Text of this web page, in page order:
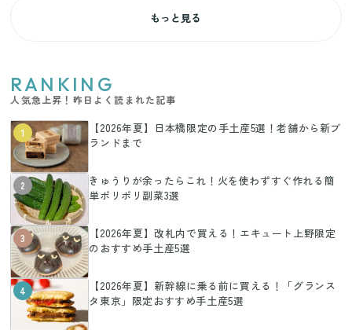
もっと見る
RANKING
人気急上昇！昨日よく読まれた記事
1
【2026年夏】日本橋限定の手土産5選！老舗から新ブ
ランドまで
2
きゅうりが余ったらこれ！火を使わずすぐ作れる簡
単ポリポリ副菜3選
3
【2026年夏】改札内で買える！エキュート上野限定
のおすすめ手土産5選
4
【2026年夏】新幹線に乗る前に買える！「グランス
タ東京」限定おすすめ手土産5選